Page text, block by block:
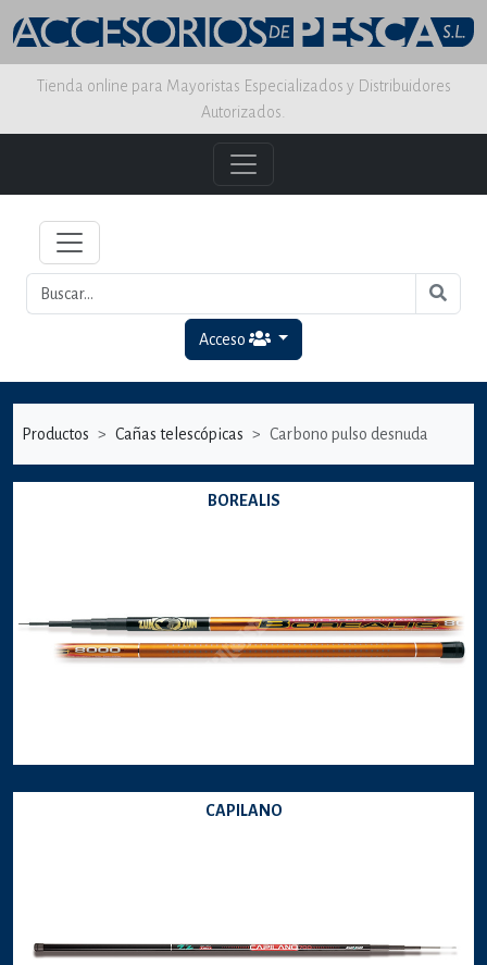
Tienda online para Mayoristas Especializados y Distribuidores
Autorizados.
Acceso
Productos Cañas telescópicas Carbono pulso desnuda
BOREALIS
CAPILANO